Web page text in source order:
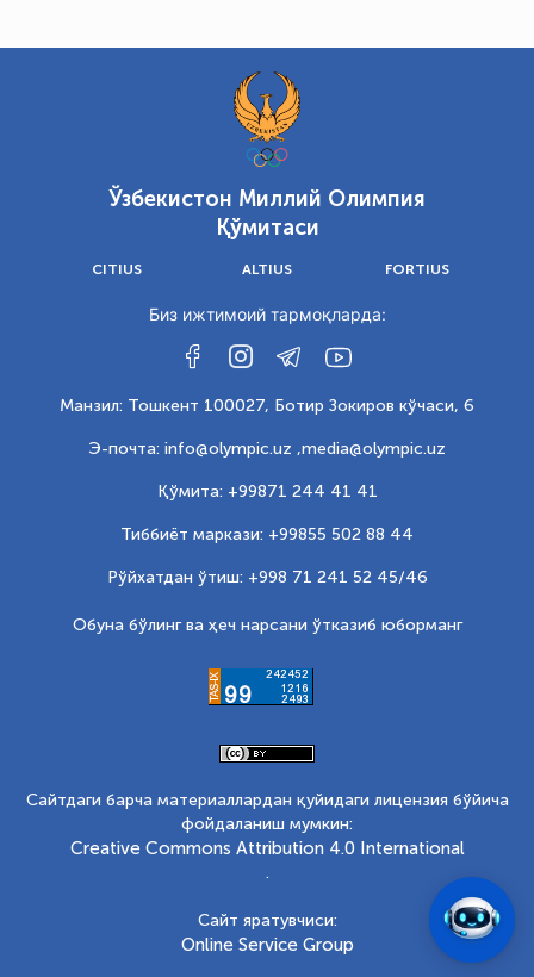
Ўзбекистон Миллий Олимпия
Қўмитаси
CITIUS ALTIUS FORTIUS
Биз ижтимоий тармоқларда:
Манзил: Тошкент 100027, Ботир Зокиров кўчаси, 6
Э-почта: info@olympic.uz ,media@olympic.uz
Қўмита: +99871 244 41 41
Тиббиёт маркази: +99855 502 88 44
Рўйхатдан ўтиш: +998 71 241 52 45/46
Обуна бўлинг ва ҳеч нарсани ўтказиб юборманг
Сайтдаги барча материаллардан қуйидаги лицензия бўйича
фойдаланиш мумкин:
Creative Commons Attribution 4.0 International
.
Сайт яратувчиси:
Online Service Group